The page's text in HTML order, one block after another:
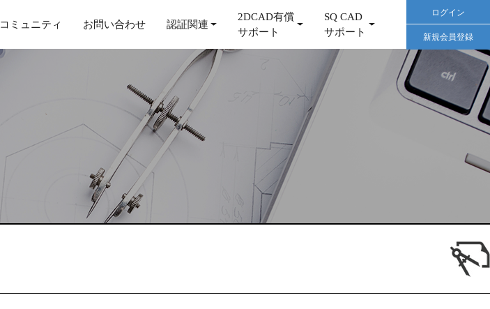
コミュニティ お問い合わせ 認証関連
2DCAD有償
サポート
SQ CAD
サポート
ログイン
新規会員登録